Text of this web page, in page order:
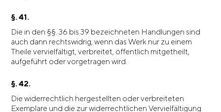
§. 41.
Die in den §§. 36 bis 39 bezeichneten Handlungen sind
auch dann rechtswidrig, wenn das Werk nur zu einem
Theile vervielfältigt, verbreitet, öffentlich mitgetheilt,
aufgeführt oder vorgetragen wird.
§. 42.
Die widerrechtlich hergestellten oder verbreiteten
Exemplare und die zur widerrechtlichen Vervielfältigung